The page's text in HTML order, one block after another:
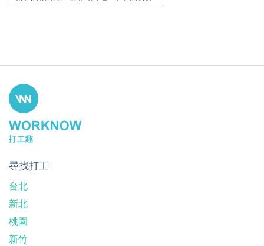
尋找打工
台北
新北
桃園
新竹